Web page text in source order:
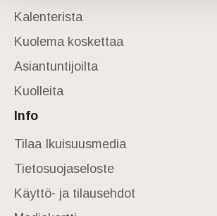
Kalenterista
Kuolema koskettaa
Asiantuntijoilta
Kuolleita
Info
Tilaa Ikuisuusmedia
Tietosuojaseloste
Käyttö- ja tilausehdot